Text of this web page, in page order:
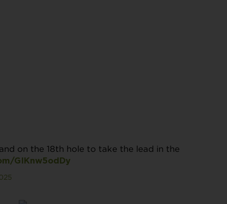
on the 18th hole to take the lead in the
GIKnw5odDy